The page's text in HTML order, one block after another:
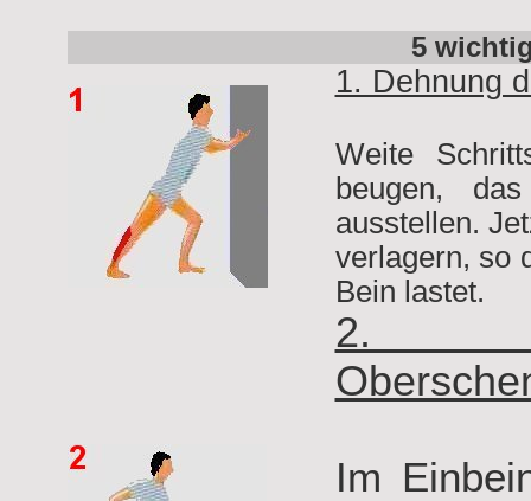
5
1. Dehnung
Weite
beugen,
ausstellen.
verlagern, so
Bein lastet.
2.
Im